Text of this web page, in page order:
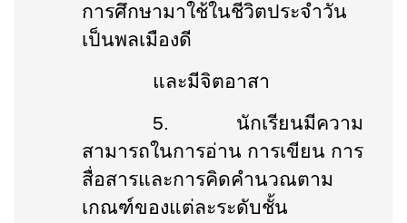
การศึกษามาใช้ในชีวิตประจำวัน
เป็นพลเมืองดี
และมีจิตอาสา
5.
นักเรียนมีความ
สามารถในการอ่าน การเขียน การ
สื่อสารและการคิดคำนวณตาม
เกณฑ์ของแต่ละระดับชั้น